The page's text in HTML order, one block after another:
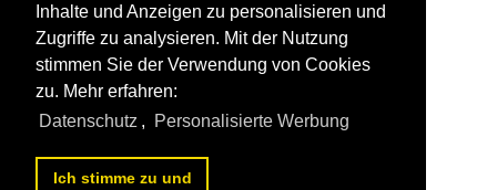
Inhalte und Anzeigen zu personalisieren und
Zugriffe zu analysieren. Mit der Nutzung
stimmen Sie der Verwendung von Cookies
zu. Mehr erfahren:
Datenschutz , Personalisierte Werbung
Ich stimme zu und